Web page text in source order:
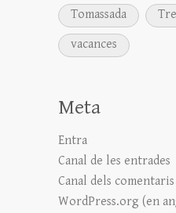
Tomassada
vacances
Meta
Entra
Canal de les entrades
Canal dels comentaris
WordPress.org (en